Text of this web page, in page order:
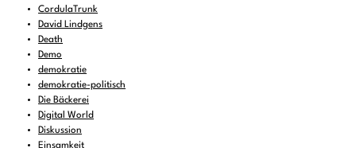
CordulaTrunk
David Lindgens
Death
Demo
demokratie
demokratie-politisch
Die Bäckerei
Digital World
Diskussion
Einsamkeit